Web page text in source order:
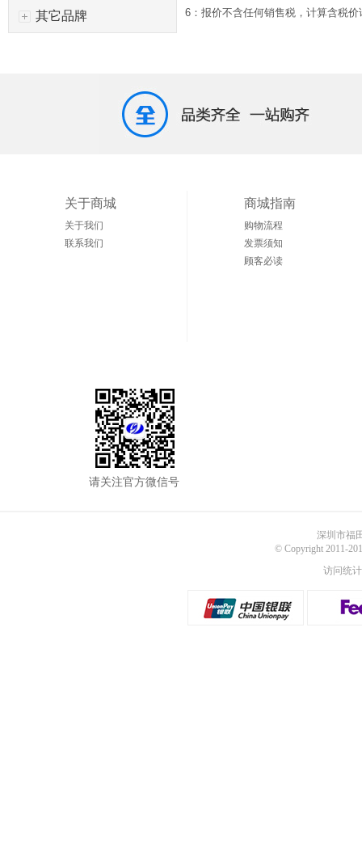
其它品牌
6：报价不含任何销售税，计算含税价
关于商城
关于我们
联系我们
商城指南
购物流程
发票须知
顾客必读
请关注官方微信号
深圳市福
© Copyright 2011-
访问统